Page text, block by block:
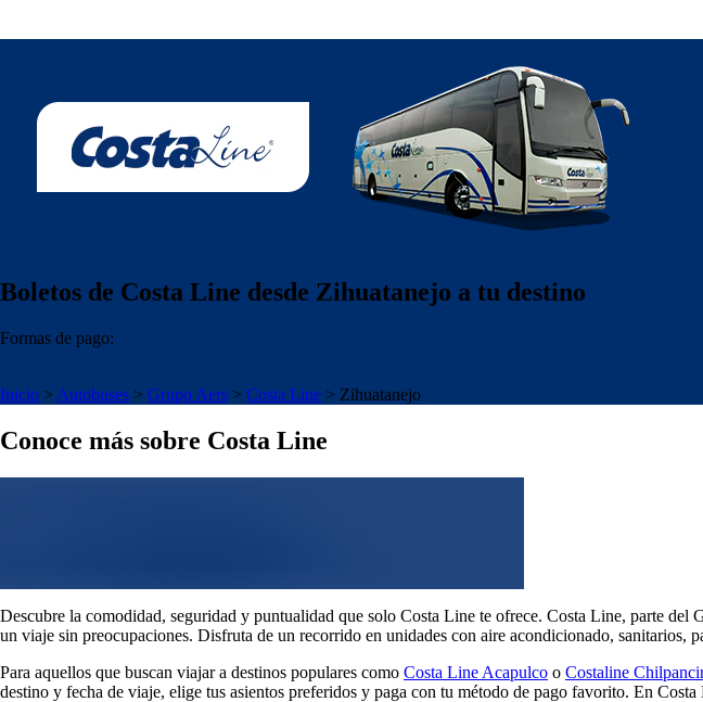
Boletos de Costa Line desde Zihuatanejo a tu destino
Formas de pago:
Inicio > Autobuses > Grupo Aers > Costa Line > Zihuatanejo
Conoce más sobre Costa Line
Descubre la comodidad, seguridad y puntualidad que solo Costa Line te ofrece. Costa Line, parte
un viaje sin preocupaciones. Disfruta de un recorrido en unidades con aire acondicionado, sanitarios,
Para aquellos que buscan viajar a destinos populares como Costa Line Acapulco o Costaline
destino y fecha de viaje, elige tus asientos preferidos y paga con tu método de pago favorito. En